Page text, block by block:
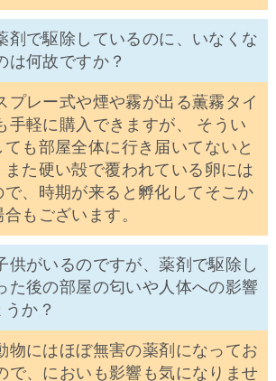
剤で駆除しているのに、いなくな
は何故ですか？
プレー式や煙や霧が出る薫霧タイ
手軽に購入できますが、 そうい
も部屋全体に行き届いてないと
た硬い殻で覆われている卵には
、時期が来ると孵化してそこか
もございます。
供がいるのですが、薬剤で駆除し
た後の部屋の匂いや人体への影響
か？
物にはほぼ無害の薬剤になってお
で、においも影響も気になりませ